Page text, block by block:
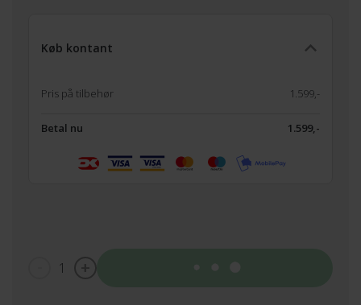
Køb kontant
Pris på tilbehør 1.599,-
Betal nu 1.599,-
1